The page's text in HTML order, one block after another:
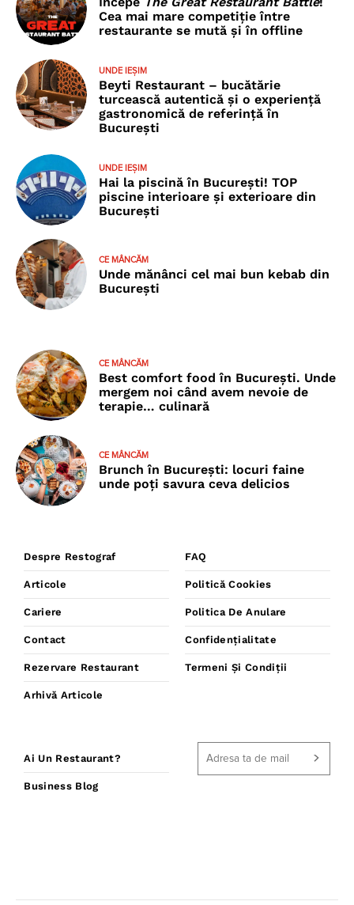
Cea mai mare competiție între
restaurante se mută și în offline
UNDE IEȘIM
Beyti Restaurant – bucătărie
turcească autentică și o experiență
gastronomică de referință în
București
UNDE IEȘIM
Hai la piscină în București! TOP
piscine interioare și exterioare din
București
CE MÂNCĂM
Unde mănânci cel mai bun kebab din
București
CE MÂNCĂM
Best comfort food în București. Unde
mergem noi când avem nevoie de
terapie… culinară
CE MÂNCĂM
Brunch în București: locuri faine
unde poţi savura ceva delicios
Despre Restograf
Articole
Cariere
Contact
Rezervare Restaurant
Arhivă Articole
FAQ
Politică Cookies
Politica De Anulare
Confidențialitate
Termeni Și Condiții
Ai Un Restaurant?
Business Blog